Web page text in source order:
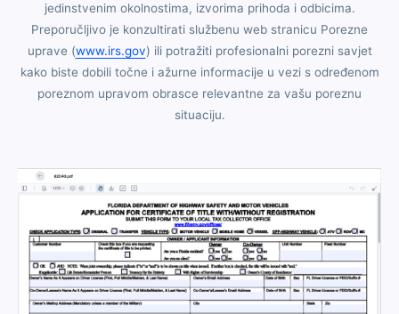
jedinstvenim okolnostima, izvorima prihoda i odbicima.
Preporučljivo je konzultirati službenu web stranicu Porezne
uprave (www.irs.gov) ili potražiti profesionalni porezni savjet
kako biste dobili točne i ažurne informacije u vezi s određenom
poreznom upravom obrasce relevantne za vašu poreznu
situaciju.